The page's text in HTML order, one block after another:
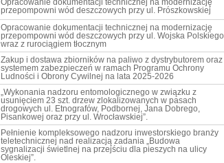
Opracowanie dokumentacji technicznej na modernizację
przepompowni wód deszczowych przy ul. Prószkowskiej
Opracowanie dokumentacji technicznej na modernizację
przepompowni wód deszczowych przy ul. Wojska Polskiego
wraz z rurociągiem tłocznym
Zakup i dostawa zbiorników na paliwo z dystrybutorem oraz
systemem zabezpieczeń w ramach Programu Ochrony
Ludności i Obrony Cywilnej na lata 2025-2026
„Wykonania nadzoru entomologicznego w związku z
usunięciem 23 szt. drzew zlokalizowanych w pasach
drogowych ul. Etnografów, Podbornej, Jana Dobrego,
Pisankowej oraz przy ul. Wrocławskiej”.
Pełnienie kompleksowego nadzoru inwestorskiego branży
teletechnicznej nad realizacją zadania „Budowa
sygnalizacji świetlnej na przejściu dla pieszych na ulicy
Oleskiej”.